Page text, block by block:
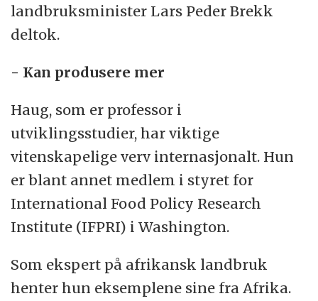
landbruksminister Lars Peder Brekk
deltok.
- Kan produsere mer
Haug, som er professor i
utviklingsstudier, har viktige
vitenskapelige verv internasjonalt. Hun
er blant annet medlem i styret for
International Food Policy Research
Institute (IFPRI) i Washington.
Som ekspert på afrikansk landbruk
henter hun eksemplene sine fra Afrika.